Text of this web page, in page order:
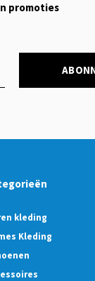
promoties
kleding
Kleding